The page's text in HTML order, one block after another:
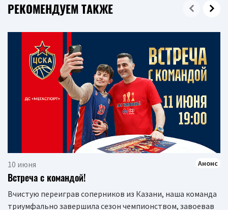
РЕКОМЕНДУЕМ ТАКЖЕ
10 июня Анонс
Встреча с командой!
Вчистую переиграв соперников из Казани, наша команда
триумфально завершила сезон чемпионством, завоевав